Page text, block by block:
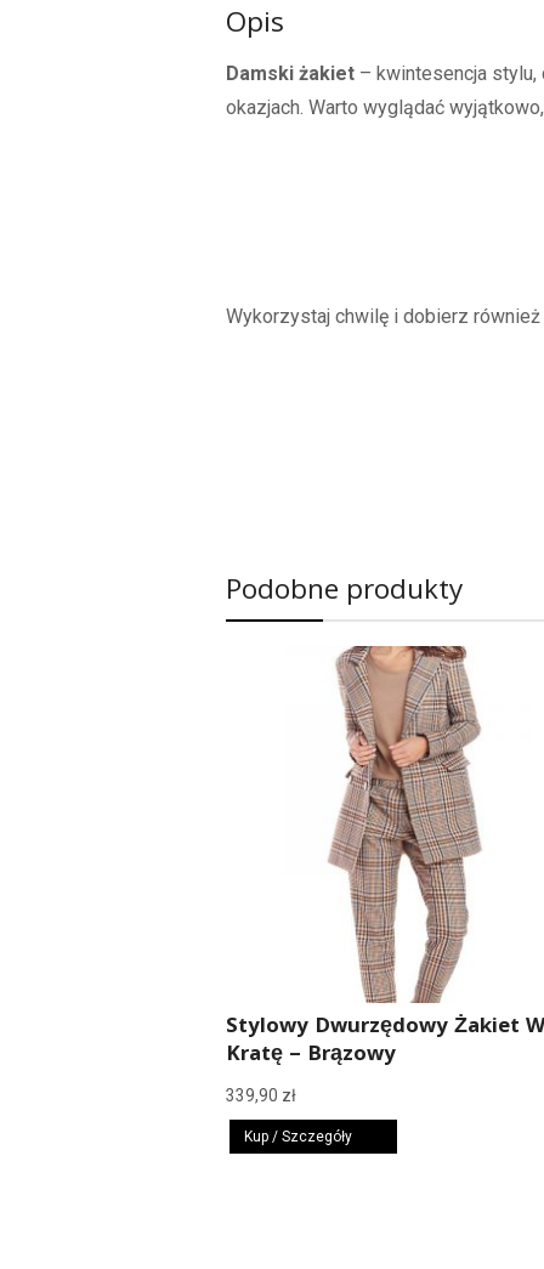
Opis
Damski żakiet– kwintesencja stylu,
okazjach. Warto wyglądać
Wykorzystaj chwilę i dobierz również
Podobne produkty
Stylowy Dwurzędowy Żakiet W
Kratę – Brązowy
339,90 zł
Kup / Szczegóły